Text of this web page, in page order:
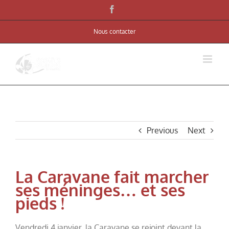
to
Nous contacter
Previous Next
La Caravane fait marcher
ses méninges… et ses
pieds !